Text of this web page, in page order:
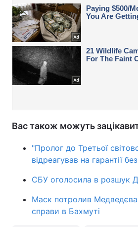
Вас також можуть
"Пролог до Третьої
відреагував на гарантії
СБУ оголосила в розшук
Маск потролив
справи в Бахмуті